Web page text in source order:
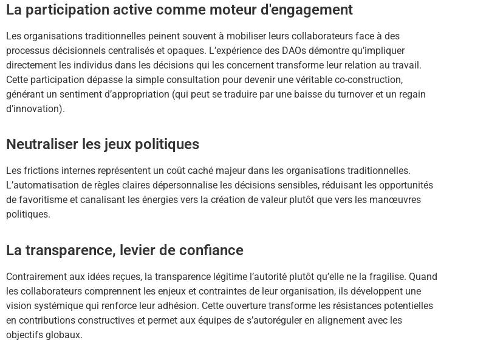
La participation active comme moteur d'engagement
Les organisations traditionnelles peinent souvent à mobiliser leurs collaborateurs face à des
processus décisionnels centralisés et opaques. L’expérience des DAOs démontre qu’impliquer
directement les individus dans les décisions qui les concernent transforme leur relation au travail.
Cette participation dépasse la simple consultation pour devenir une véritable co-construction,
générant un sentiment d’appropriation (qui peut se traduire par une baisse du turnover et un regain
d’innovation).
Neutraliser les jeux politiques
Les frictions internes représentent un coût caché majeur dans les organisations traditionnelles.
L’automatisation de règles claires dépersonnalise les décisions sensibles, réduisant les opportunités
de favoritisme et canalisant les énergies vers la création de valeur plutôt que vers les manœuvres
politiques.
La transparence, levier de confiance
Contrairement aux idées reçues, la transparence légitime l’autorité plutôt qu’elle ne la fragilise. Quand
les collaborateurs comprennent les enjeux et contraintes de leur organisation, ils développent une
vision systémique qui renforce leur adhésion. Cette ouverture transforme les résistances potentielles
en contributions constructives et permet aux équipes de s’autoréguler en alignement avec les
objectifs globaux.